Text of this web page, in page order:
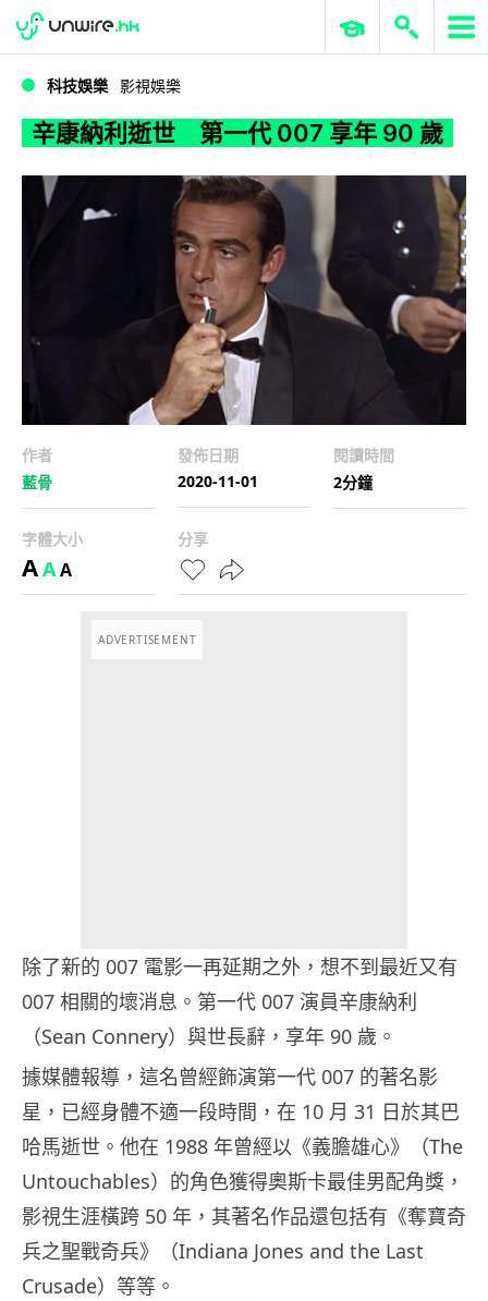
辛康納利逝世 第一代 007 享年 90 歲
WWDC 2026 ERP 與商業 AI
科技娛樂 影視娛樂
辛康納利逝世 第一代 007 享年 90 歲
作者
藍骨
發佈日期
2020-11-01
閱讀時間
2分鐘
字體大小
AAA
分享
ADVERTISEMENT
除了新的 007 電影一再延期之外，想不到最近又有
007 相關的壞消息。第一代 007 演員辛康納利
（Sean Connery）與世長辭，享年 90 歲。
據媒體報導，這名曾經飾演第一代 007 的著名影
星，已經身體不適一段時間，在 10 月 31 日於其巴
哈馬逝世。他在 1988 年曾經以《義膽雄心》（The
Untouchables）的角色獲得奧斯卡最佳男配角獎，
影視生涯橫跨 50 年，其著名作品還包括有《奪寶奇
兵之聖戰奇兵》（Indiana Jones and the Last
Crusade）等等。